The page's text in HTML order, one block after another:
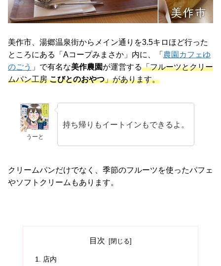
美作市、湯郷温泉街からメイン通りを3.5キロほど行った
ところにある「Aコープみまさか」内に、「 農園カフェゆ
のごう 」で有名な美作農園が運営する「フルーツとクリー
ムパン工房こびとのおやつ」があります。
うーと
持ち帰りもイートインもできるよ。
クリームパンだけでなく、季節のフルーツを使ったパフェ
やソフトクリームもあります。
目次
店内